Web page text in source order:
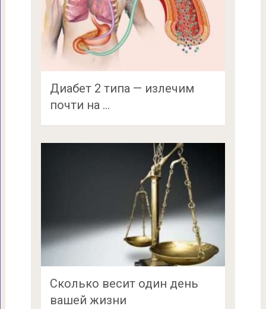
Диабет 2 типа — излечим
почти на …
Сколько весит один день
вашей жизни